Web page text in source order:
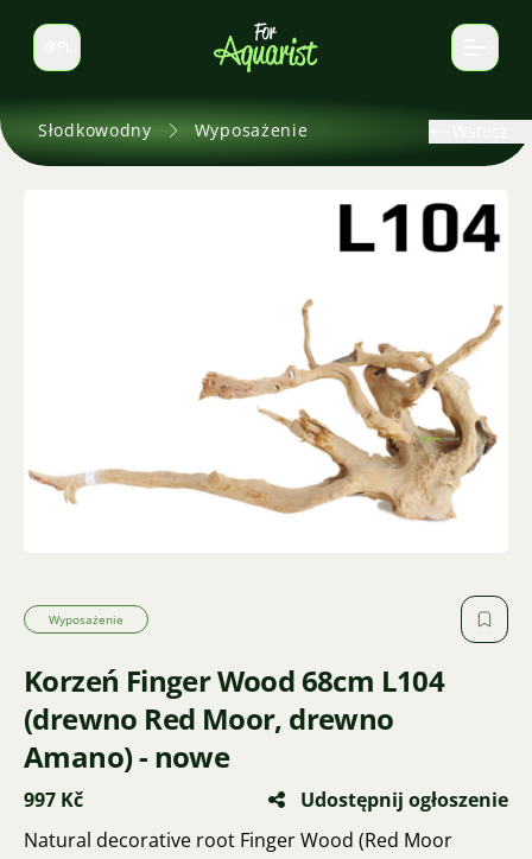
Zmień język
Słodkowodny Wyposażenie
Wyposażenie
Korzeń Finger Wood 68cm L104
(drewno Red Moor, drewno
Amano) - nowe
997 Kč
Udostępnij ogłoszenie
Natural decorative root Finger Wood (Red Moor